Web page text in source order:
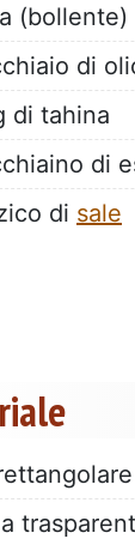
(bollente)
di
di tahina
di
di sale